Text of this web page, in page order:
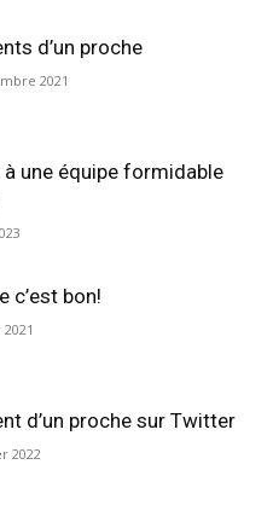
d’un proche
2021
une équipe formidable
c’est bon!
d’un proche sur Twitter
2022